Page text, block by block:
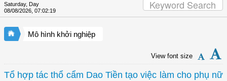
Saturday, Day
08/08/2026 07:02:20
Mô hình khởi nghiệp
View font size
Tổ hợp tác thổ cẩm Dao Tiền tạo việc làm cho phụ nữ